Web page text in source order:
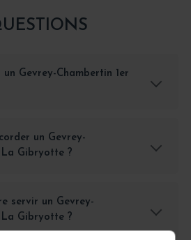
Gevrey-Chambertin 1er
un Gevrey-
La Gibryotte ?
servir un Gevrey-
La Gibryotte ?